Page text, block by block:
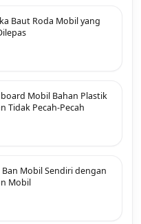
Baut Roda Mobil yang
Mobil Bahan Plastik
Tidak Pecah-Pecah
Mobil Sendiri dengan
Mobil